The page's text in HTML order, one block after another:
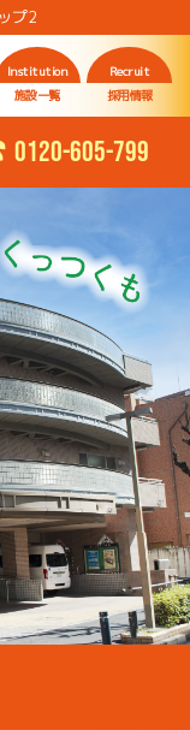
プ2
Institution
施設一覧
Recruit
採用情報
0120-605-799